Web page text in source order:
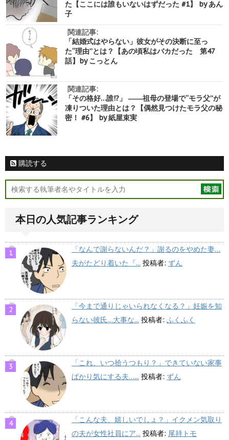
た【ここには誰もいないはずだった #1】 by あん
子
関連記事:
「結婚式はやらない」彼女がその決断に至っ
た“理由”とは？【あの頃私はバカだった 第47
話】by こっとん
関連記事:
「その格好…誰!?」 ――祖母の登場で“モラ父”が
凍りついた理由とは？【偶然見つけたモラ父の秘
密！ #6】 by 紙屋束実
購読する
本日の人気記事ランキング
「なんで謝らないんだ？」謝るのをやめた妻…
夫がたどり着いた『... 投稿者: ずん
「今まで通りじゃいられなくなる？」妊娠を知
らない彼氏…大事な... 投稿者: ふくふく
「これ、いつ拾うつもり？」できていない家事
ばかり気にする夫…... 投稿者: ずん
「こんな夫、嬉しいでしょ？」イクメン気取り
の夫が女性社員にア... 投稿者: 尾持トモ